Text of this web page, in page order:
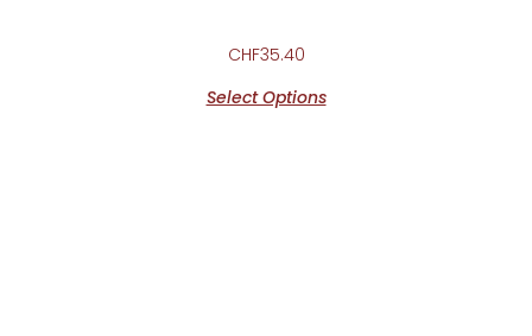
CHF35.40
Select Options